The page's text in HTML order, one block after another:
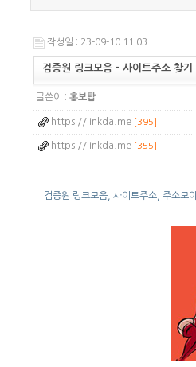
작성일 : 23-09-10 11:03
검증원 링크모음 - 사이트주소 찾
글쓴이 : 홍보탑
https://linkda.me [395]
https://linkda.me [355]
검증원 링크모음, 사이트주소, 주소모